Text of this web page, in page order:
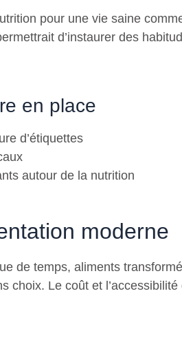
pour une vie saine
d’instaurer des
en place
d’étiquettes
autour de la nutrition
moderne
de temps, aliments
choix. Le coût et